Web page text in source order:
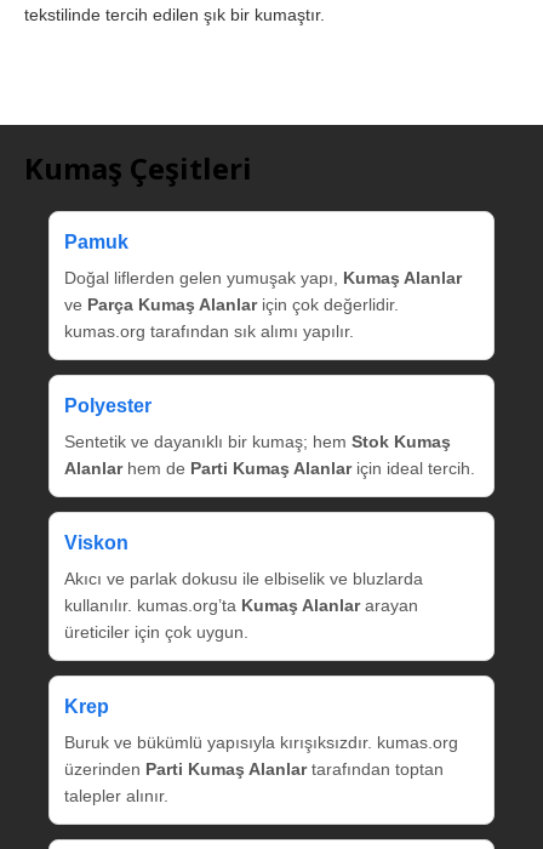
tekstilinde tercih edilen şık bir kumaştır.
Kumaş Çeşitleri
Pamuk
Doğal liflerden gelen yumuşak yapı, Kumaş Alanlar
ve Parça Kumaş Alanlariçin çok değerlidir.
kumas.org tarafından sık alımı yapılır.
Polyester
Sentetik ve dayanıklı bir kumaş; hem Stok Kumaş
Alanlarhem de Parti Kumaş Alanlariçin ideal tercih.
Viskon
Akıcı ve parlak dokusu ile elbiselik ve bluzlarda
kullanılır. kumas.org’ta Kumaş Alanlararayan
üreticiler için çok uygun.
Krep
Buruk ve bükümlü yapısıyla kırışıksızdır. kumas.org
üzerinden Parti Kumaş Alanlartarafından toptan
talepler alınır.